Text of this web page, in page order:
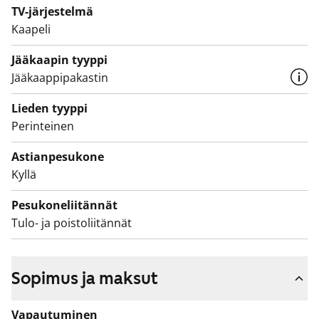
ovat valkoiset. Pyykinpesukoneelle on tilavaraus.
TV-järjestelmä
Kaapeli
Jääkaapin tyyppi
Jääkaappipakastin
Lieden tyyppi
Perinteinen
Astianpesukone
Kyllä
Pesukoneliitännät
Tulo- ja poistoliitännät
Sopimus ja maksut
Vapautuminen